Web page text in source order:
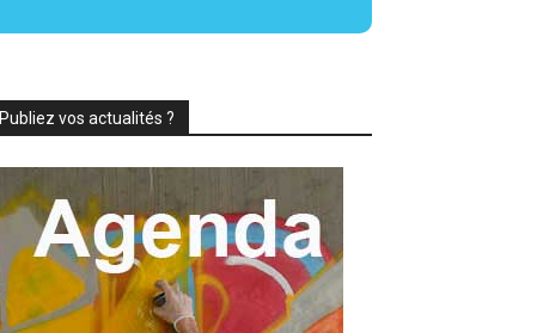
Publiez vos actualités ?